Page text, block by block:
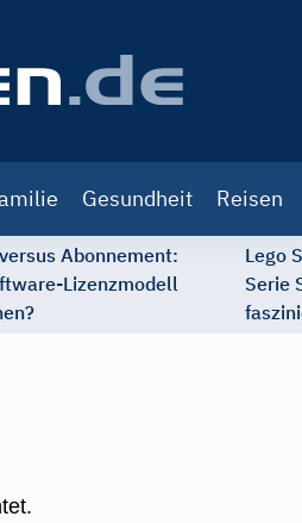
Gesundheit Reisen
Abonnement:
Lizenzmodell
Lego
Serie